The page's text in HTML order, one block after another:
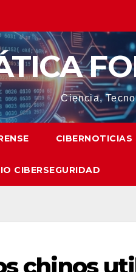
Ciencia,
CIBERNOTICIAS
CIBERSEGURIDAD
chinos